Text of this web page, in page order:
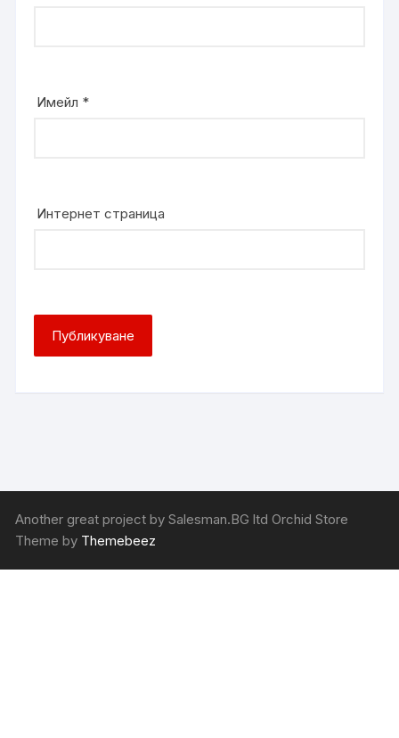
Имейл *
Интернет страница
Another great project by Salesman.BG ltd Orchid Store
Theme by Themebeez